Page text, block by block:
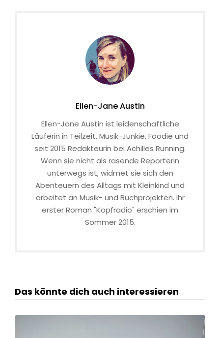
Ellen-Jane Austin
Ellen-Jane Austin ist leidenschaftliche
Läuferin in Teilzeit, Musik-Junkie, Foodie und
seit 2015 Redakteurin bei Achilles Running.
Wenn sie nicht als rasende Reporterin
unterwegs ist, widmet sie sich den
Abenteuern des Alltags mit Kleinkind und
arbeitet an Musik- und Buchprojekten. Ihr
erster Roman "Kopfradio" erschien im
Sommer 2015.
Das könnte dich auch interessieren